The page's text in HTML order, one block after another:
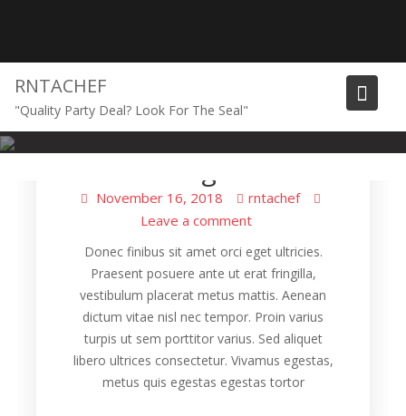
RNTACHEF
"Quality Party Deal? Look For The Seal"
Cooking
November 16, 2018
rntachef
Leave a comment
Donec finibus sit amet orci eget ultricies.
Praesent posuere ante ut erat fringilla,
vestibulum placerat metus mattis. Aenean
dictum vitae nisl nec tempor. Proin varius
turpis ut sem porttitor varius. Sed aliquet
libero ultrices consectetur. Vivamus egestas,
metus quis egestas egestas tortor